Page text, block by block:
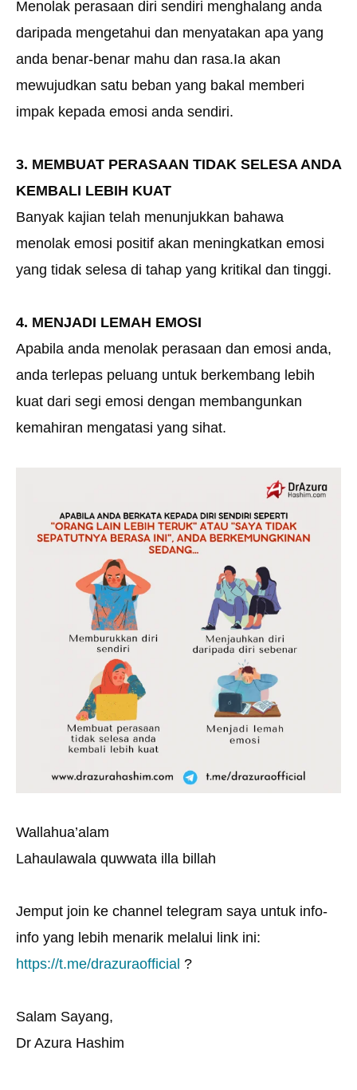
Menolak perasaan diri sendiri menghalang anda
daripada mengetahui dan menyatakan apa yang
anda benar-benar mahu dan rasa.Ia akan
mewujudkan satu beban yang bakal memberi
impak kepada emosi anda sendiri.
3. MEMBUAT PERASAAN TIDAK SELESA ANDA
KEMBALI LEBIH KUAT
Banyak kajian telah menunjukkan bahawa
menolak emosi positif akan meningkatkan emosi
yang tidak selesa di tahap yang kritikal dan tinggi.
4. MENJADI LEMAH EMOSI
Apabila anda menolak perasaan dan emosi anda,
anda terlepas peluang untuk berkembang lebih
kuat dari segi emosi dengan membangunkan
kemahiran mengatasi yang sihat.
Wallahua’alam
Lahaulawala quwwata illa billah
Jemput join ke channel telegram saya untuk info-
info yang lebih menarik melalui link ini:
https://t.me/drazuraofficial ?
Salam Sayang,
Dr Azura Hashim